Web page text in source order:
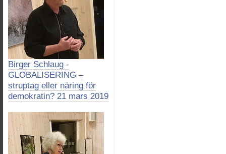
Birger Schlaug -
GLOBALISERING –
struptag eller näring för
demokratin? 21 mars 2019